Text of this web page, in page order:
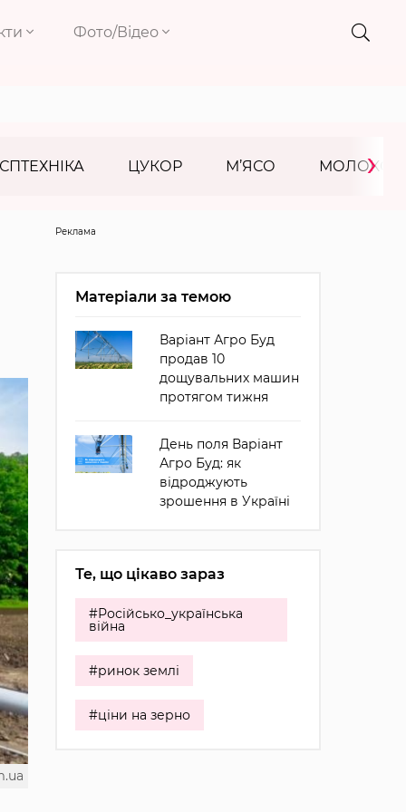
Фото/Відео
ЦУКОР М’ЯСО МОЛОКО
›
Реклама
Матеріали за темою
Варіант Агро Буд
продав 10
дощувальних машин
протягом тижня
День поля Варіант
Агро Буд: як
відроджують
зрошення в Україні
Те, що цікаво зараз
#Російсько_українська
війна
#ринок землі
#ціни на зерно